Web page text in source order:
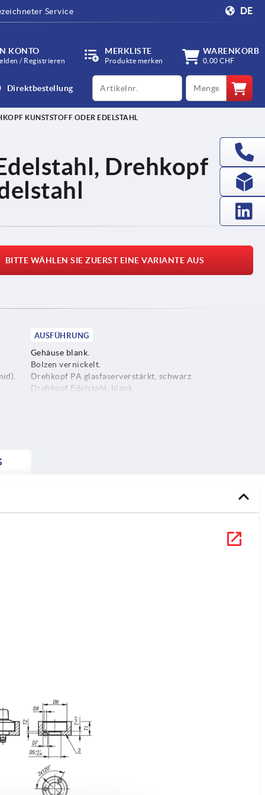
Service DE
KONTO
/ Registrieren
MERKLISTE
Produkte merken
WARENKORB
0,00 CHF
Direktbestellung
productCode qty
KUNSTSTOFF ODER EDELSTAHL
Drehkopf
BITTE WÄHLEN SIE ZUERST EINE VARIANTE AUS
AUSFÜHRUNG
Gehäuse blank.
Bolzen vernickelt.
Drehkopf PA glasfaserverstärkt, schwarz.
Drehkopf Edelstahl, blank.